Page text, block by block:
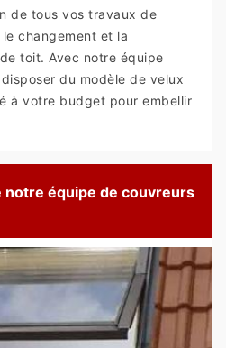
de tous vos travaux de
changement et la
toit. Avec notre équipe
du modèle de velux
à votre budget pour embellir
notre équipe de couvreurs